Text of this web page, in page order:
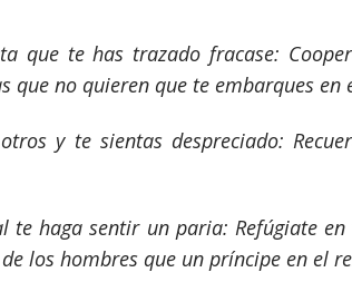
que te has trazado fracase:
que no quieren que te embarques en
y te sientas despreciado:
te haga sentir un paria: Refúgiate
los hombres que un príncipe en el